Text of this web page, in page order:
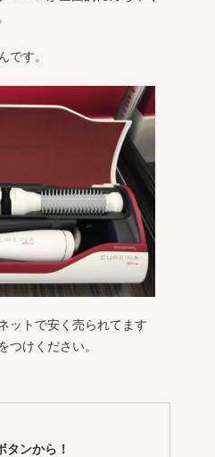
です。
ットで安く売られてます
つけください。
タンから！